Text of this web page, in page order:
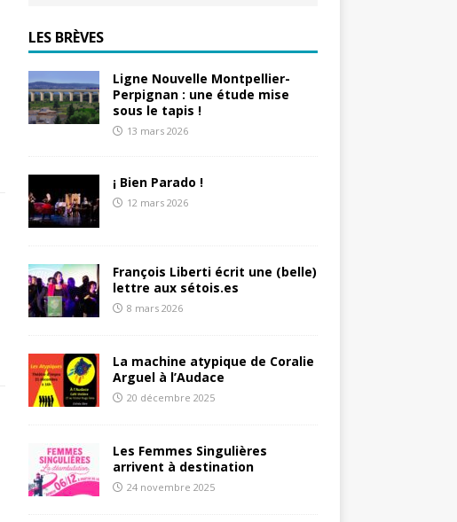
LES BRÈVES
Ligne Nouvelle Montpellier-
Perpignan : une étude mise
sous le tapis !
13 mars 2026
¡ Bien Parado !
12 mars 2026
François Liberti écrit une (belle)
lettre aux sétois.es
8 mars 2026
La machine atypique de Coralie
Arguel à l’Audace
20 décembre 2025
Les Femmes Singulières
arrivent à destination
24 novembre 2025